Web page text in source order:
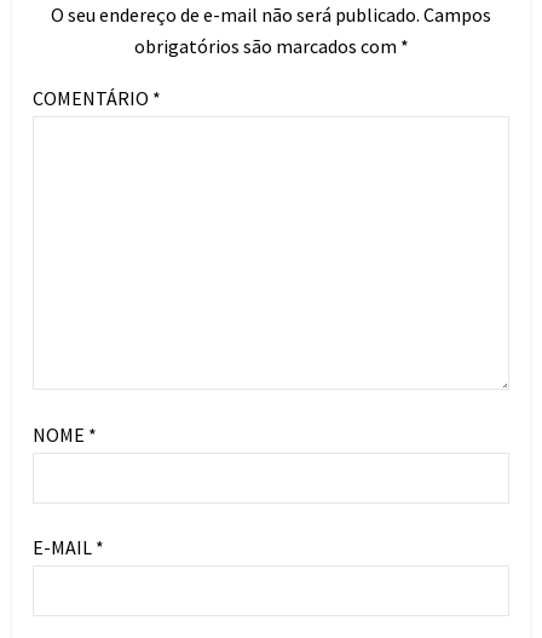
O seu endereço de e-mail não será publicado. Campos
obrigatórios são marcados com *
COMENTÁRIO *
NOME *
E-MAIL *